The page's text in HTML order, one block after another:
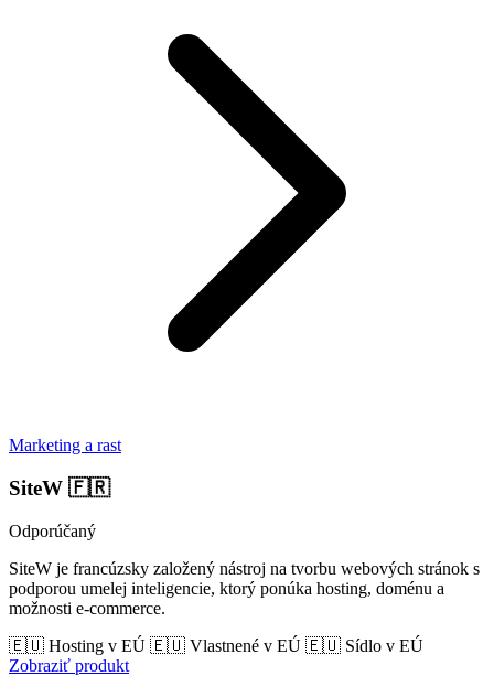
Marketing a rast
SiteW 🇫🇷
Odporúčaný
SiteW je francúzsky založený nástroj na tvorbu webových stránok s
podporou umelej inteligencie, ktorý ponúka hosting, doménu a
možnosti e-commerce.
🇪🇺 Hosting v EÚ 🇪🇺 Vlastnené v EÚ 🇪🇺 Sídlo v EÚ
Zobraziť produkt